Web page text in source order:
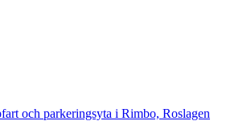
och parkeringsyta i Rimbo, Roslagen